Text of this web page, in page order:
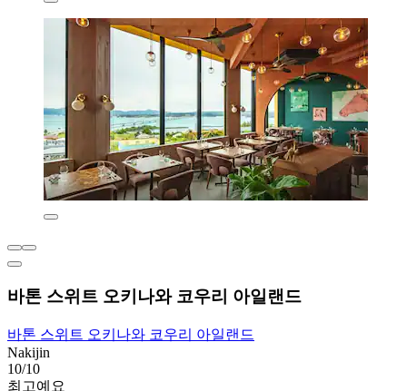
바톤 스위트 오키나와 코우리 아일랜드
바톤 스위트 오키나와 코우리 아일랜드
Nakijin
10/10
최고예요